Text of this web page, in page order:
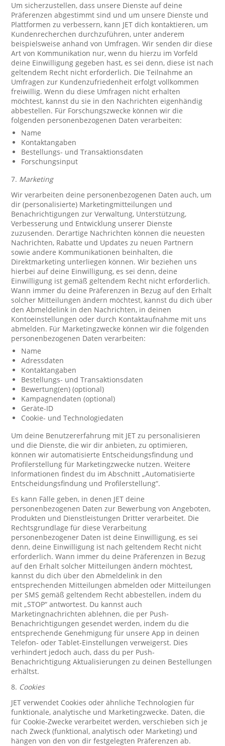
Um sicherzustellen, dass unsere Dienste auf deine
Präferenzen abgestimmt sind und um unsere Dienste und
Plattformen zu verbessern, kann JET dich kontaktieren, um
Kundenrecherchen durchzuführen, unter anderem
beispielsweise anhand von Umfragen. Wir senden dir diese
Art von Kommunikation nur, wenn du hierzu im Vorfeld
deine Einwilligung gegeben hast, es sei denn, diese ist nach
geltendem Recht nicht erforderlich. Die Teilnahme an
Umfragen zur Kundenzufriedenheit erfolgt vollkommen
freiwillig. Wenn du diese Umfragen nicht erhalten
möchtest, kannst du sie in den Nachrichten eigenhändig
abbestellen. Für Forschungszwecke können wir die
folgenden personenbezogenen Daten verarbeiten:
Name
Kontaktangaben
Bestellungs- und Transaktionsdaten
Forschungsinput
7. Marketing
Wir verarbeiten deine personenbezogenen Daten auch, um
dir (personalisierte) Marketingmitteilungen und
Benachrichtigungen zur Verwaltung, Unterstützung,
Verbesserung und Entwicklung unserer Dienste
zuzusenden. Derartige Nachrichten können die neuesten
Nachrichten, Rabatte und Updates zu neuen Partnern
sowie andere Kommunikationen beinhalten, die
Direktmarketing unterliegen können. Wir beziehen uns
hierbei auf deine Einwilligung, es sei denn, deine
Einwilligung ist gemäß geltendem Recht nicht erforderlich.
Wann immer du deine Präferenzen in Bezug auf den Erhalt
solcher Mitteilungen ändern möchtest, kannst du dich über
den Abmeldelink in den Nachrichten, in deinen
Kontoeinstellungen oder durch Kontaktaufnahme mit uns
abmelden. Für Marketingzwecke können wir die folgenden
personenbezogenen Daten verarbeiten:
Name
Adressdaten
Kontaktangaben
Bestellungs- und Transaktionsdaten
Bewertung(en) (optional)
Kampagnendaten (optional)
Geräte-ID
Cookie- und Technologiedaten
Um deine Benutzererfahrung mit JET zu personalisieren
und die Dienste, die wir dir anbieten, zu optimieren,
können wir automatisierte Entscheidungsfindung und
Profilerstellung für Marketingzwecke nutzen. Weitere
Informationen findest du im Abschnitt „Automatisierte
Entscheidungsfindung und Profilerstellung“.
Es kann Fälle geben, in denen JET deine
personenbezogenen Daten zur Bewerbung von Angeboten,
Produkten und Dienstleistungen Dritter verarbeitet. Die
Rechtsgrundlage für diese Verarbeitung
personenbezogener Daten ist deine Einwilligung, es sei
denn, deine Einwilligung ist nach geltendem Recht nicht
erforderlich. Wann immer du deine Präferenzen in Bezug
auf den Erhalt solcher Mitteilungen ändern möchtest,
kannst du dich über den Abmeldelink in den
entsprechenden Mitteilungen abmelden oder Mitteilungen
per SMS gemäß geltendem Recht abbestellen, indem du
mit „STOP“ antwortest. Du kannst auch
Marketingnachrichten ablehnen, die per Push-
Benachrichtigungen gesendet werden, indem du die
entsprechende Genehmigung für unsere App in deinen
Telefon- oder Tablet-Einstellungen verweigerst. Dies
verhindert jedoch auch, dass du per Push-
Benachrichtigung Aktualisierungen zu deinen Bestellungen
erhältst.
8. Cookies
JET verwendet Cookies oder ähnliche Technologien für
funktionale, analytische und Marketingzwecke. Daten, die
für Cookie-Zwecke verarbeitet werden, verschieben sich je
nach Zweck (funktional, analytisch oder Marketing) und
hängen von den von dir festgelegten Präferenzen ab.